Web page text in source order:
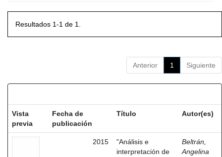
Resultados 1-1 de 1.
Anterior 1 Siguiente
Vista
previa
Fecha de
publicación
Título Autor(es)
2015
"Análisis e
interpretación de
Beltrán,
Angelina